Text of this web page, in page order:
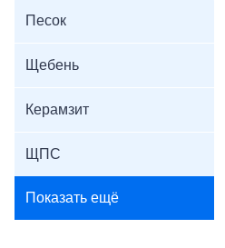
Песок
Щебень
Керамзит
ЩПС
Показать ещё